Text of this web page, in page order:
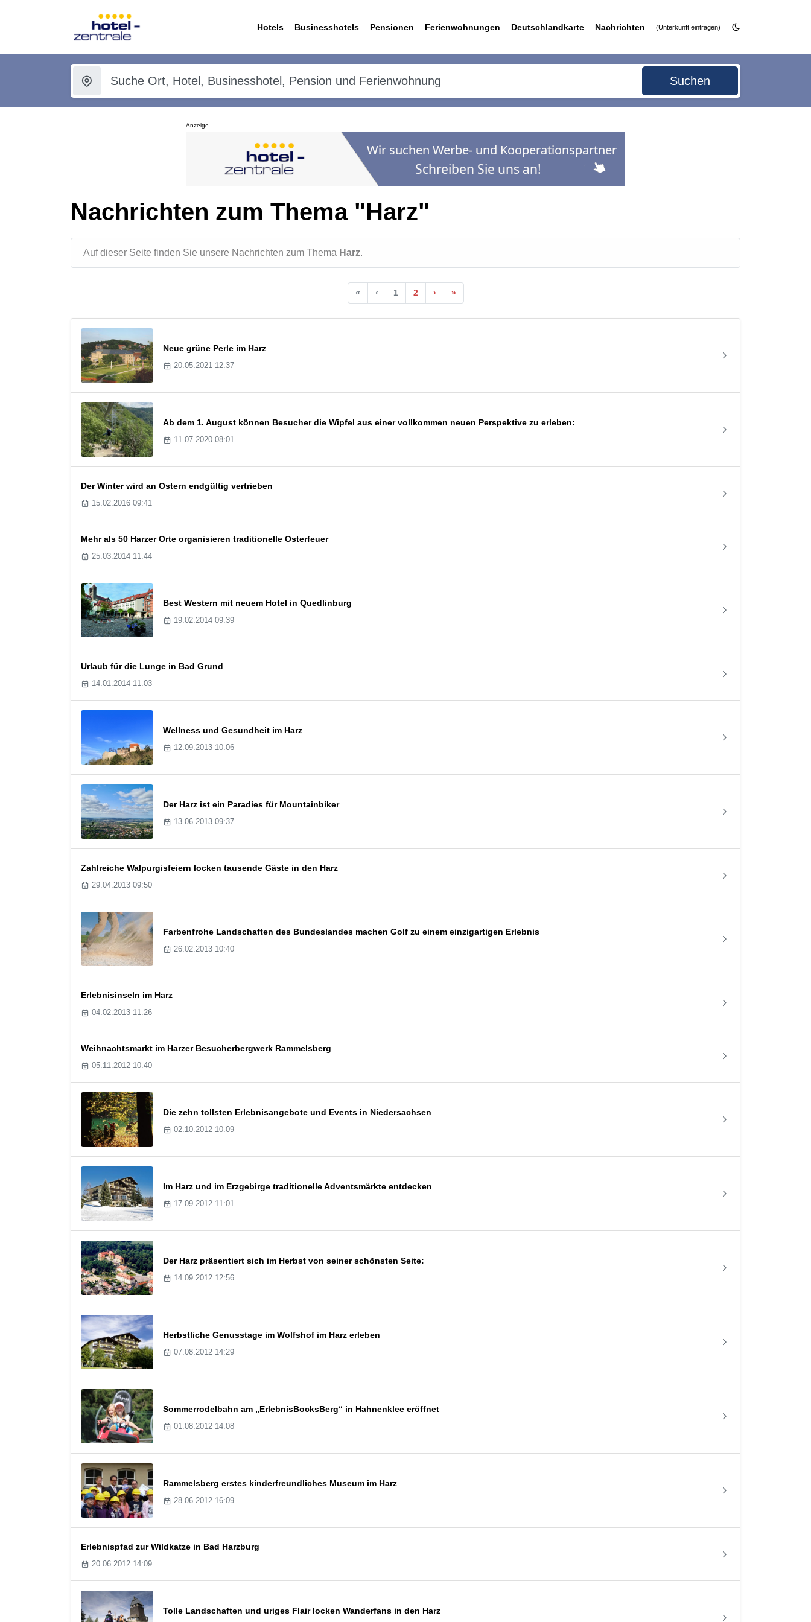
Hotels Businesshotels Pensionen Ferienwohnungen Deutschlandkarte Nachrichten (Unterkunft eintragen)
Suchen
Anzeige
Nachrichten zum Thema "Harz"
Auf dieser Seite finden Sie unsere Nachrichten zum Thema Harz.
« ‹ 1 2 › »
Neue grüne Perle im Harz
20.05.2021 12:37
Ab dem 1. August können Besucher die Wipfel aus einer vollkommen neuen Perspektive zu erleben:
11.07.2020 08:01
Der Winter wird an Ostern endgültig vertrieben
15.02.2016 09:41
Mehr als 50 Harzer Orte organisieren traditionelle Osterfeuer
25.03.2014 11:44
Best Western mit neuem Hotel in Quedlinburg
19.02.2014 09:39
Urlaub für die Lunge in Bad Grund
14.01.2014 11:03
Wellness und Gesundheit im Harz
12.09.2013 10:06
Der Harz ist ein Paradies für Mountainbiker
13.06.2013 09:37
Zahlreiche Walpurgisfeiern locken tausende Gäste in den Harz
29.04.2013 09:50
Farbenfrohe Landschaften des Bundeslandes machen Golf zu einem einzigartigen Erlebnis
26.02.2013 10:40
Erlebnisinseln im Harz
04.02.2013 11:26
Weihnachtsmarkt im Harzer Besucherbergwerk Rammelsberg
05.11.2012 10:40
Die zehn tollsten Erlebnisangebote und Events in Niedersachsen
02.10.2012 10:09
Im Harz und im Erzgebirge traditionelle Adventsmärkte entdecken
17.09.2012 11:01
Der Harz präsentiert sich im Herbst von seiner schönsten Seite:
14.09.2012 12:56
Herbstliche Genusstage im Wolfshof im Harz erleben
07.08.2012 14:29
Sommerrodelbahn am „ErlebnisBocksBerg“ in Hahnenklee eröffnet
01.08.2012 14:08
Rammelsberg erstes kinderfreundliches Museum im Harz
28.06.2012 16:09
Erlebnispfad zur Wildkatze in Bad Harzburg
20.06.2012 14:09
Tolle Landschaften und uriges Flair locken Wanderfans in den Harz